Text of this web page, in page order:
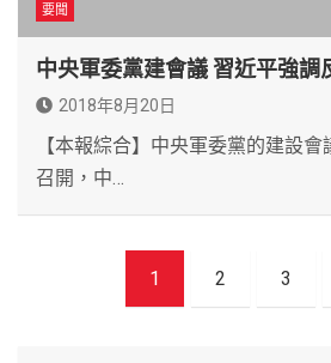
要聞
中央軍委黨建會議 習近平強調
2018年8月20日
【本報綜合】中央軍委黨的建設
召開，中…
1 2 3